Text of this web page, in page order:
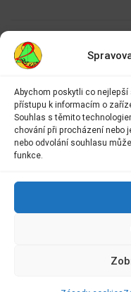
Abychom poskytli co
přístupu k informacím o
Souhlas s těmito
chování při procházení nebo
nebo odvolání souhlasu
funkce.
Kontakt:
E-mail: